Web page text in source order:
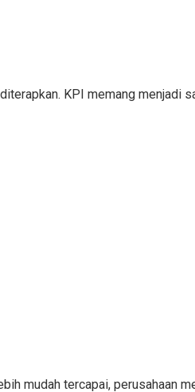
KPI memang menjadi
mudah tercapai, perusahaan